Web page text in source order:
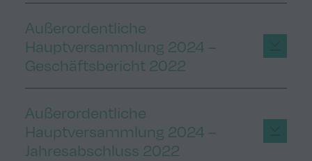
Außerordentliche
Hauptversammlung 2024 –
Geschäftsbericht 2022
Außerordentliche
Hauptversammlung 2024 –
Jahresabschluss 2022